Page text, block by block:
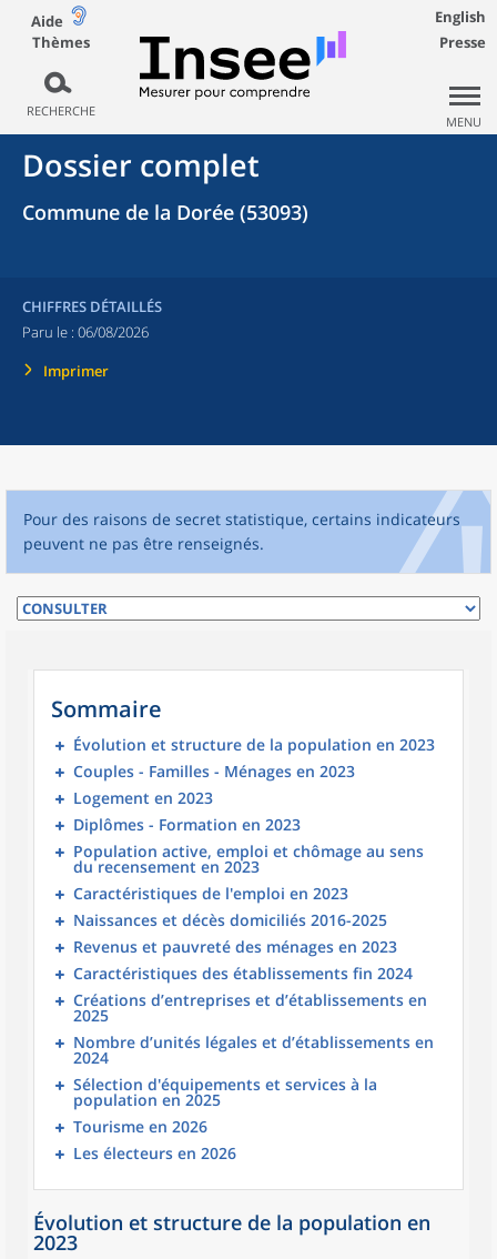
Aide
Thèmes
RECHERCHE
English
Presse
MENU
Dossier complet
Commune de la Dorée (53093)
CHIFFRES DÉTAILLÉS
Paru le : 06/08/2026
Imprimer
Pour des raisons de secret statistique, certains indicateurs
peuvent ne pas être renseignés.
Sommaire
Évolution et structure de la population en 2023
Couples - Familles - Ménages en 2023
Logement en 2023
Diplômes - Formation en 2023
Population active, emploi et chômage au sens
du recensement en 2023
Caractéristiques de l'emploi en 2023
Naissances et décès domiciliés 2016-2025
Revenus et pauvreté des ménages en 2023
Caractéristiques des établissements fin 2024
Créations d’entreprises et d’établissements en
2025
Nombre d’unités légales et d’établissements en
2024
Sélection d'équipements et services à la
population en 2025
Tourisme en 2026
Les électeurs en 2026
Évolution et structure de la population en
2023